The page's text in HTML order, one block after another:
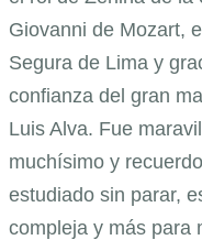
Giovanni de Mozart,
Segura de Lima y
confianza del gran
Luis Alva. Fue
muchísimo y
estudiado sin parar,
compleja y más para